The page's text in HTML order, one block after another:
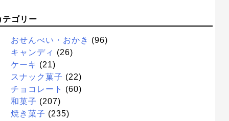
テゴリー
おせんべい・おかき (96)
キャンディ (26)
ケーキ (21)
スナック菓子 (22)
チョコレート
(60)
和菓子 (207)
焼き菓子 (235)